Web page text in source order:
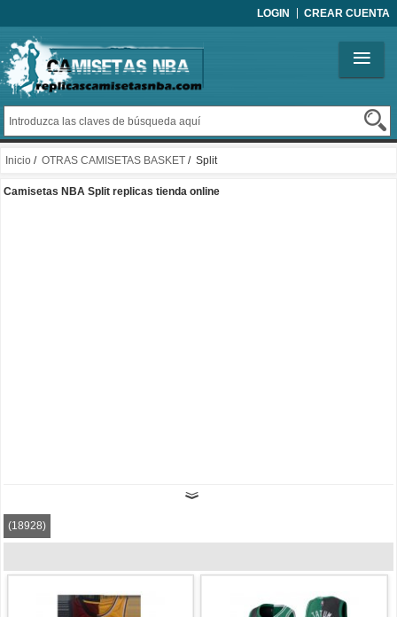
LOGIN CREAR CUENTA
Inicio / OTRAS CAMISETAS BASKET / Split
Camisetas NBA Split replicas tienda online
(18928)